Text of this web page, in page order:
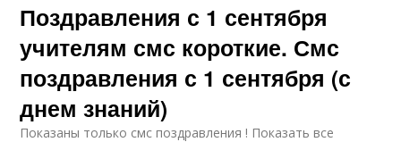
Поздравления с 1 сентября
учителям смс короткие. Смс
поздравления с 1 сентября (с
днем знаний)
Показаны только смс поздравления ! Показать все